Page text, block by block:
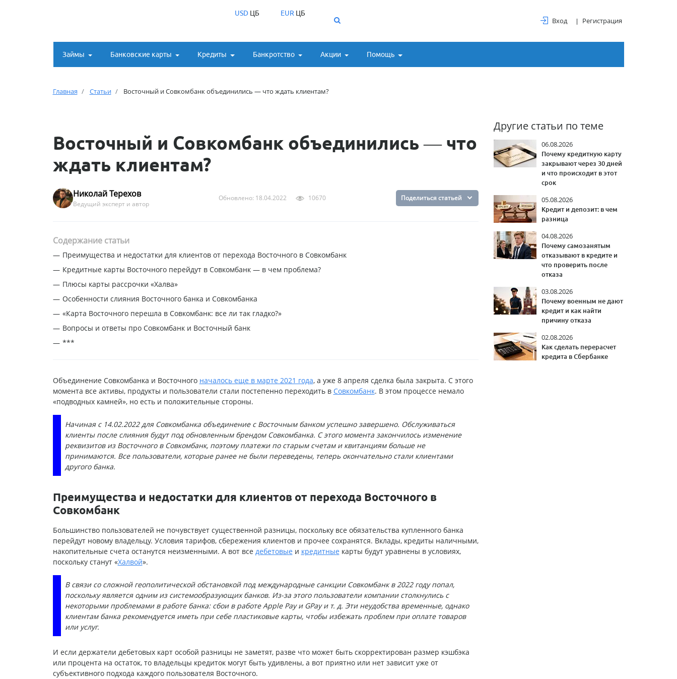
USDЦБ EUR ЦБ
Вход Регистрация
Займы Банковские карты Кредиты Банкротство Акции Помощь
Главная Статьи Восточный и Совкомбанк объединились — что ждать клиентам?
Другие статьи по теме
06.08.2026
Почему кредитную карту
закрывают через 30 дней
и что происходит в этот
срок
05.08.2026
Кредит и депозит: в чем
разница
04.08.2026
Почему самозанятым
отказывают в кредите и
что проверить после
отказа
03.08.2026
Почему военным не дают
кредит и как найти
причину отказа
02.08.2026
Как сделать перерасчет
кредита в Сбербанке
Восточный и Совкомбанк объединились — что
ждать клиентам?
Николай Терехов
Ведущий эксперт и автор
Обновлено: 18.04.2022 10670 Поделиться статьей
Содержание статьи
Преимущества и недостатки для клиентов от перехода Восточного в Совкомбанк
Кредитные карты Восточного перейдут в Совкомбанк — в чем проблема?
Плюсы карты рассрочки «Халва»
Особенности слияния Восточного банка и Совкомбанка
«Карта Восточного перешла в Совкомбанк: все ли так гладко?»
Вопросы и ответы про Совкомбанк и Восточный банк
***
Объединение Совкомбанка и Восточного началось еще в марте 2021 года, а уже 8 апреля сделка была закрыта. С этого
момента все активы, продукты и пользователи стали постепенно переходить в Совкомбанк. В этом процессе немало
«подводных камней», но есть и положительные стороны.
Начиная с 14.02.2022 для Совкомбанка объединение с Восточным банком успешно завершено. Обслуживаться
клиенты после слияния будут под обновленным брендом Совкомбанка. С этого момента закончилось изменение
реквизитов из Восточного в Совкомбанк, поэтому платежи по старым счетам и квитанциям больше не
принимаются. Все пользователи, которые ранее не были переведены, теперь окончательно стали клиентами
другого банка.
Преимущества и недостатки для клиентов от перехода Восточного в
Совкомбанк
Большинство пользователей не почувствует существенной разницы, поскольку все обязательства купленного банка
перейдут новому владельцу. Условия тарифов, сбережения клиентов и прочее сохранятся. Вклады, кредиты наличными,
накопительные счета останутся неизменными. А вот все дебетовые и кредитные карты будут уравнены в условиях,
поскольку станут «Халвой».
В связи со сложной геополитической обстановкой под международные санкции Совкомбанк в 2022 году попал,
поскольку является одним из системообразующих банков. Из-за этого пользователи компании столкнулись с
некоторыми проблемами в работе банка: сбои в работе Apple Pay и GPay и т. д. Эти неудобства временные, однако
клиентам банка рекомендуется иметь при себе пластиковые карты, чтобы избежать проблем при оплате товаров
или услуг.
И если держатели дебетовых карт особой разницы не заметят, разве что может быть скорректирован размер кэшбэка
или процента на остаток, то владельцы кредиток могут быть удивлены, а вот приятно или нет зависит уже от
субъективного подхода каждого пользователя Восточного.